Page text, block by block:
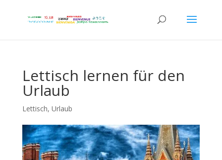
Lettisch lernen für den
Urlaub
Lettisch, Urlaub